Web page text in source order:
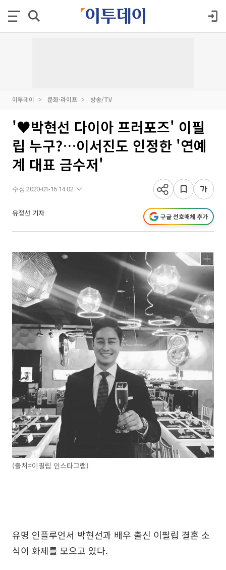
이투데이 문화·라이프 방송/TV
'♥박현선 다이아 프러포즈' 이필
립 누구?…이서진도 인정한 '연예
계 대표 금수저'
수정 2020-01-16 14:02
유정선 기자 구글 선호매체 추가
(출처=이필립 인스타그램)
유명 인플루언서 박현선과 배우 출신 이필립 결혼 소
식이 화제를 모으고 있다.